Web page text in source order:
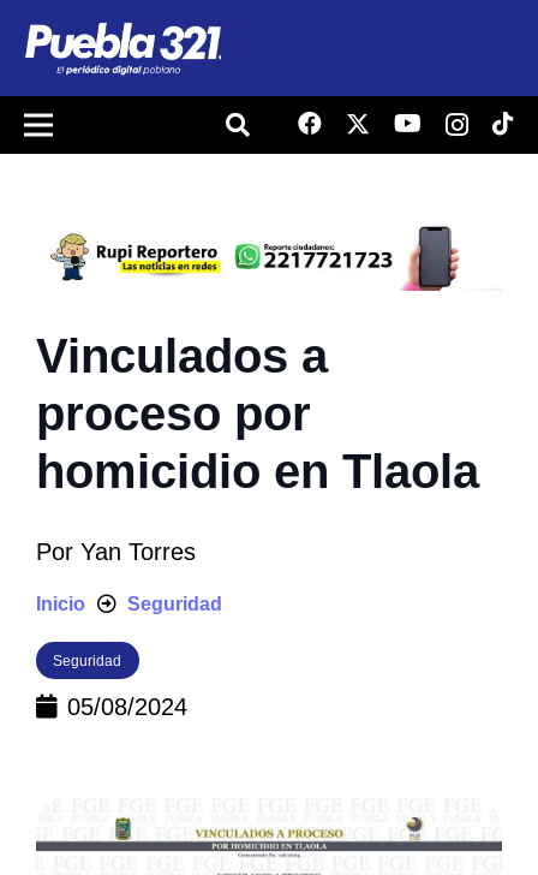
Vinculados a
proceso por
homicidio en Tlaola
Por Yan Torres
Inicio Seguridad
Seguridad
05/08/2024